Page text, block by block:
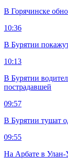
В Горячинске
10:36
В Бурятии
10:13
В Бурятии
пострадавшей
09:57
В Бурятии тушат
09:55
На Арбате в Улан-